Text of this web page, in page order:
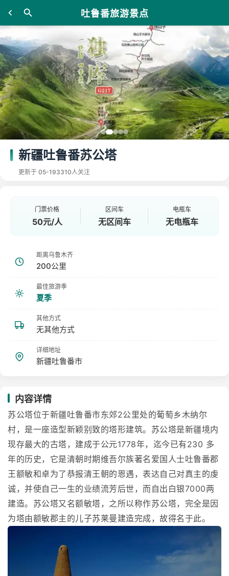
吐鲁番旅游景点
新疆吐鲁番苏公塔
更新于 05-193310人关注
门票价格
50元/人
区间车
无区间车
电瓶车
无电瓶车
距离乌鲁木齐
200公里
最佳旅游季
夏季
其他方式
无其他方式
详细地址
新疆吐鲁番市
内容详情
苏公塔位于新疆吐鲁番市东郊2公里处的葡萄乡木纳尔
村，是一座造型新颖别致的塔形建筑。苏公塔是新疆境内
现存最大的古塔，建成于公元1778年，迄今已有230 多
年的历史，它是清朝时期维吾尔族著名爱国人士吐鲁番郡
王额敏和卓为了恭报清王朝的恩遇，表达自己对真主的虔
诚，并使自己一生的业绩流芳后世，而自出白银7000两
建造。苏公塔又名额敏塔，之所以称作苏公塔，完全是因
为塔由额敏郡主的儿子苏莱曼建造完成，故得名于此。